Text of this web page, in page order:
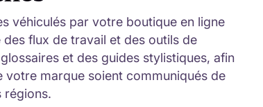
véhiculés par votre boutique en ligne
flux de travail et des outils de
et des guides stylistiques, afin
votre marque soient communiqués de
régions.